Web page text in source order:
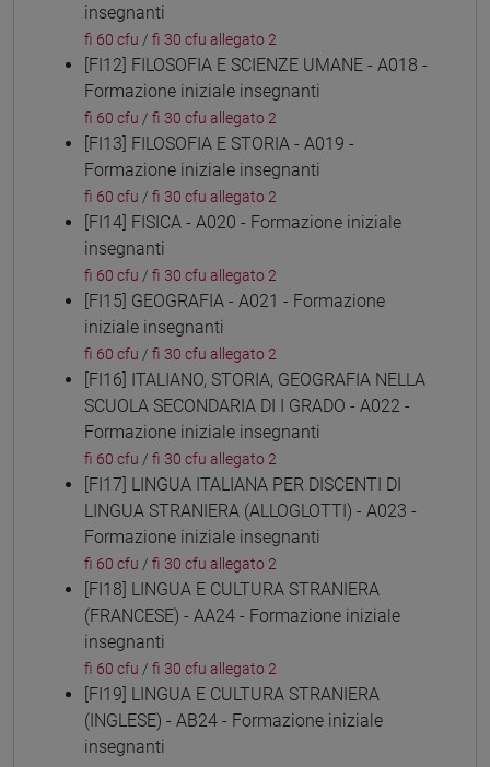
insegnanti
fi 60 cfu / fi 30 cfu allegato 2
[FI12] FILOSOFIA E SCIENZE UMANE - A018 -
Formazione iniziale insegnanti
fi 60 cfu / fi 30 cfu allegato 2
[FI13] FILOSOFIA E STORIA - A019 -
Formazione iniziale insegnanti
fi 60 cfu / fi 30 cfu allegato 2
[FI14] FISICA - A020 - Formazione iniziale
insegnanti
fi 60 cfu / fi 30 cfu allegato 2
[FI15] GEOGRAFIA - A021 - Formazione
iniziale insegnanti
fi 60 cfu / fi 30 cfu allegato 2
[FI16] ITALIANO, STORIA, GEOGRAFIA NELLA
SCUOLA SECONDARIA DI I GRADO - A022 -
Formazione iniziale insegnanti
fi 60 cfu / fi 30 cfu allegato 2
[FI17] LINGUA ITALIANA PER DISCENTI DI
LINGUA STRANIERA (ALLOGLOTTI) - A023 -
Formazione iniziale insegnanti
fi 60 cfu / fi 30 cfu allegato 2
[FI18] LINGUA E CULTURA STRANIERA
(FRANCESE) - AA24 - Formazione iniziale
insegnanti
fi 60 cfu / fi 30 cfu allegato 2
[FI19] LINGUA E CULTURA STRANIERA
(INGLESE) - AB24 - Formazione iniziale
insegnanti